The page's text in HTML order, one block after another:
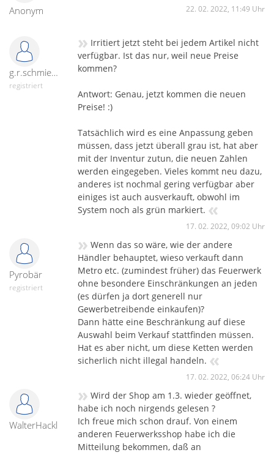
Anonym 22. 02. 2022, 11:49 Uhr
g.r.schmiedel-24850
registriert
» Irritiert jetzt steht bei jedem Artikel nicht
verfügbar. Ist das nur, weil neue Preise
kommen?
Antwort: Genau, jetzt kommen die neuen
Preise! :)
Tatsächlich wird es eine Anpassung geben
müssen, dass jetzt überall grau ist, hat aber
mit der Inventur zutun, die neuen Zahlen
werden eingegeben. Vieles kommt neu dazu,
anderes ist nochmal gering verfügbar aber
einiges ist auch ausverkauft, obwohl im
System noch als grün markiert. «
17. 02. 2022, 09:02 Uhr
Pyrobär
registriert
» Wenn das so wäre, wie der andere
Händler behauptet, wieso verkauft dann
Metro etc. (zumindest früher) das Feuerwerk
ohne besondere Einschränkungen an jeden
(es dürfen ja dort generell nur
Gewerbetreibende einkaufen)?
Dann hätte eine Beschränkung auf diese
Auswahl beim Verkauf stattfinden müssen.
Hat es aber nicht, um diese Ketten werden
sicherlich nicht illegal handeln. «
17. 02. 2022, 06:24 Uhr
WalterHackl
» Wird der Shop am 1.3. wieder geöffnet,
habe ich noch nirgends gelesen ?
Ich freue mich schon drauf. Von einem
anderen Feuerwerksshop habe ich die
Mitteilung bekommen, daß an